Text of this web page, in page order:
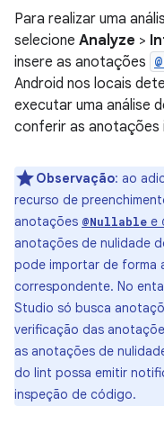
Para realizar uma
selecione Analyze >
insere as anotações
Android nos locais
executar uma análise
conferir as anotações
Observação: ao
recurso de
anotações @Nullable e
anotações de nulidade
pode importar de forma
correspondente. No
Studio só busca
verificação das
as anotações de
do lint possa emitir
inspeção de código.